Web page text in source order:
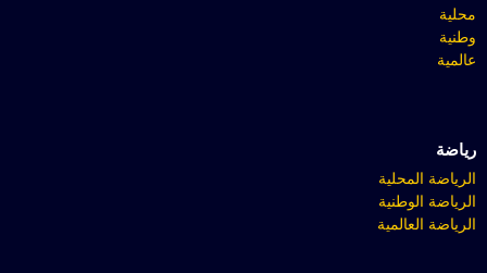
محلية
وطنية
عالمية
رياضة
الرياضة المحلية
الرياضة الوطنية
الرياضة العالمية